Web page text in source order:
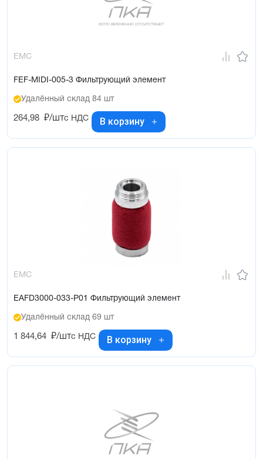
EMC
FEF-MIDI-005-3 Фильтрующий элемент
Удалённый склад 84 шт
264,98 ₽/штс НДС В корзину
EMC
EAFD3000-033-P01 Фильтрующий элемент
Удалённый склад 69 шт
1 844,64 ₽/штс НДС В корзину